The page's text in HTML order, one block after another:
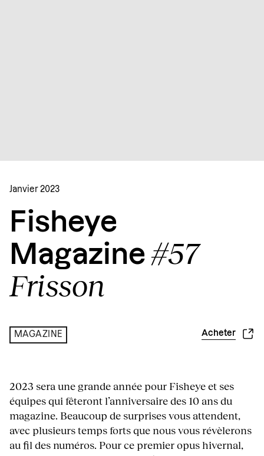
Janvier 2023
Fisheye
Magazine #57
Frisson
MAGAZINE Acheter
2023 sera une grande année pour Fisheye et ses
équipes qui fêteront l’anniversaire des 10 ans du
magazine. Beaucoup de surprises vous attendent,
avec plusieurs temps forts que nous vous révèlerons
au fil des numéros. Pour ce premier opus hivernal,